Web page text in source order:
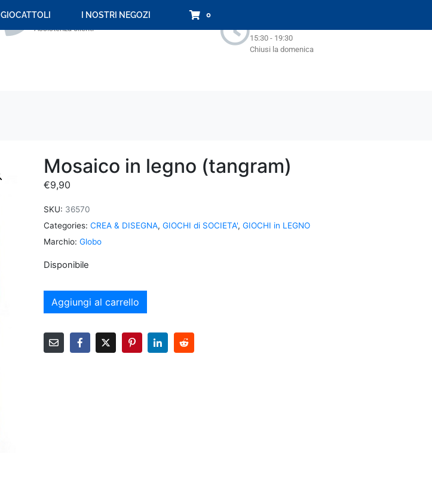
+39 059 694 092
Assistenza clienti
15:30 - 19:30
Chiusi la domenica
GIOCATTOLI I NOSTRI NEGOZI 0
Mosaico in legno (tangram)
€9,90
SKU: 36570
Categories: CREA & DISEGNA, GIOCHI di SOCIETA', GIOCHI in LEGNO
Marchio: Globo
Disponibile
Aggiungi al carrello